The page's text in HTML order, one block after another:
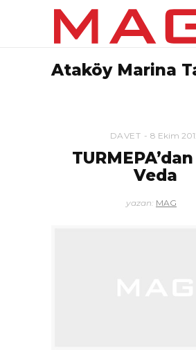
Ataköy Marina
DAVET 8 Ekim
Veda
yazan: MAG